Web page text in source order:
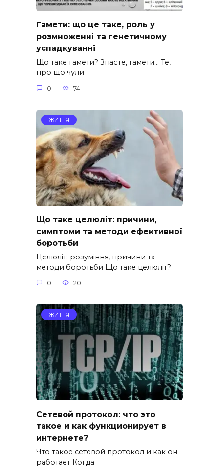
Гамети: що це таке, роль у
розмноженні та генетичному
успадкуванні
Що таке гамети? Знаєте, гамети… Те,
про що чули
0 74
ЖИТТЯ
Що таке целюліт: причини,
симптоми та методи ефективної
боротьби
Целюліт: розуміння, причини та
методи боротьби Що таке целюліт?
0 20
ЖИТТЯ
Сетевой протокол: что это
такое и как функционирует в
интернете?
Что такое сетевой протокол и как он
работает Когда